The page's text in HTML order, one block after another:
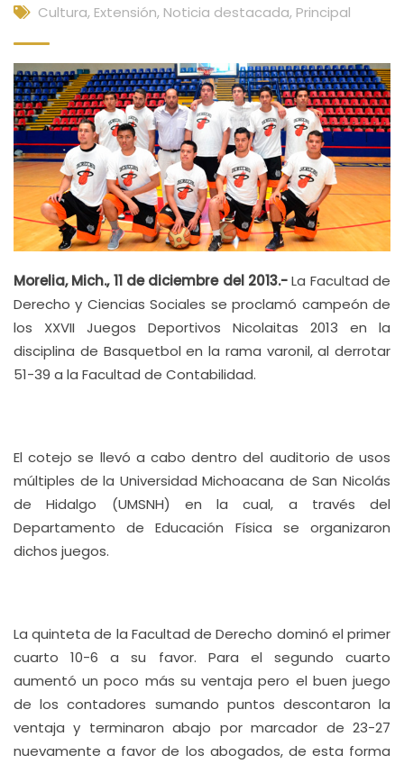
Cultura, Extensión, Noticia destacada, Principal
Morelia, Mich., 11 de diciembre del 2013.-La Facultad de
Derecho y Ciencias Sociales se proclamó campeón de
los XXVII Juegos Deportivos Nicolaitas 2013 en la
disciplina de Basquetbol en la rama varonil, al derrotar
51-39 a la Facultad de Contabilidad.
El cotejo se llevó a cabo dentro del auditorio de usos
múltiples de la Universidad Michoacana de San Nicolás
de Hidalgo (UMSNH) en la cual, a través del
Departamento de Educación Física se organizaron
dichos juegos.
La quinteta de la Facultad de Derecho dominó el primer
cuarto 10-6 a su favor. Para el segundo cuarto
aumentó un poco más su ventaja pero el buen juego
de los contadores sumando puntos descontaron la
ventaja y terminaron abajo por marcador de 23-27
nuevamente a favor de los abogados, de esta forma